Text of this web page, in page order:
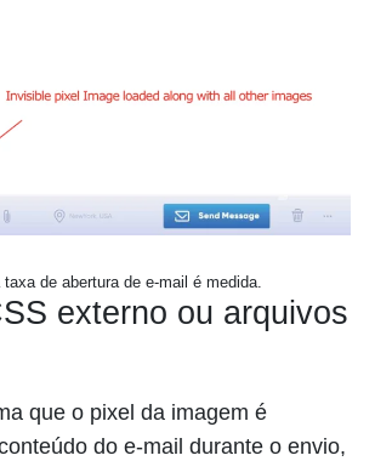
taxa de abertura de e-mail é medida.
externo ou arquivos
que o pixel da imagem é
do e-mail durante o envio,